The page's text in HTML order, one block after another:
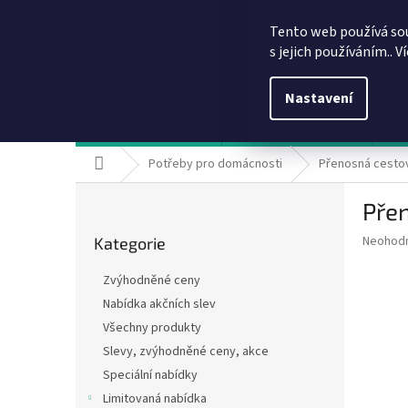
Tento web používá
s jejich používáním..
Nastavení
Domů Potřeby pro domácnosti Přenosná
kategorie
Kategorie
Zvýhodněné ceny
Nabídka akčních slev
Všechny produkty
Slevy, zvýhodněné ceny, akce
Speciální nabídky
Limitovaná nabídka